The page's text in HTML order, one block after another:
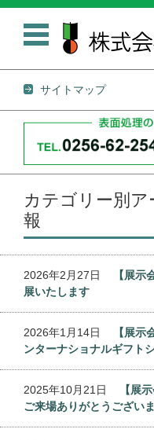
サイトマップ
コンテンツに移動
カテゴリー別
報
2026年2月27日
【展示
展いたします
2026年1月14日
【展
ンターナショナルギフト
2025年10月21日
【展
ご来場ありがとうござい